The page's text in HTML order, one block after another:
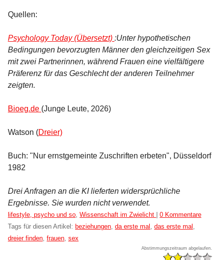
Quellen:
Psychology Today (Übersetzt) :Unter hypothetischen
Bedingungen bevorzugten Männer den gleichzeitigen Sex
mit zwei Partnerinnen, während Frauen eine vielfältigere
Präferenz für das Geschlecht der anderen Teilnehmer
zeigten.
Bioeg.de (Junge Leute, 2026)
Watson (Dreier)
Buch: "Nur ernstgemeinte Zuschriften erbeten", Düsseldorf
1982
Drei Anfragen an die KI lieferten widersprüchliche
Ergebnisse. Sie wurden nicht verwendet.
Kategorien:
lifestyle, psycho und so, Wissenschaft im Zwielicht
0 Kommentare
Tags für diesen Artikel: beziehungen, da erste mal , das erste mal ,
dreier finden, frauen, sex
Abstimmungszeitraum abgelaufen.